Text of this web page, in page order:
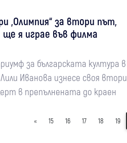
„Олимпия“ за втори път,
ще я играе във филма
за българската култура в
Иванова изнесе своя втори
в препълнената до краен
« 15 16 17 18 19